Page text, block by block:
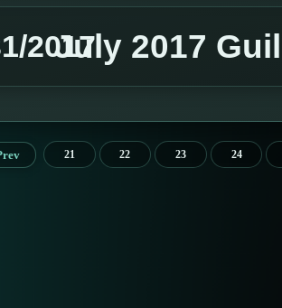
2017
July 2017
21 22 23 24